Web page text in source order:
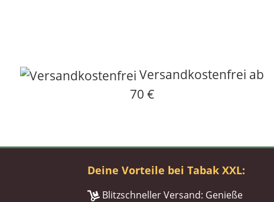
Versandkostenfrei ab
70 €
Deine Vorteile bei Tabak XXL:
Blitzschneller Versand: Genieße